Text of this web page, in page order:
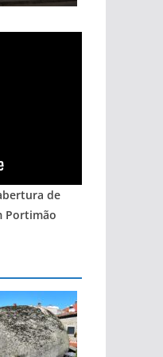
de
Portimão